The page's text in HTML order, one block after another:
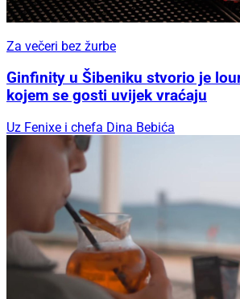
Za večeri bez žurbe
Ginfinity u Šibeniku stvorio je
kojem se gosti uvijek vraćaju
Uz Fenixe i chefa Dina Bebića